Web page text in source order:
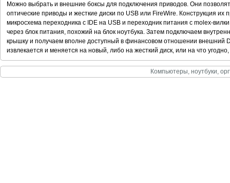
Можно выбрать и внешние боксы для подключения приводов. Они
оптические приводы и жесткие диски по USB или FireWire. Конструкция их
микросхема переходника с IDE на USB и переходник питания с molex-
через блок питания, похожий на блок ноутбука. Затем подключаем
крышку и получаем вполне доступный в финансовом отношении внешний
извлекается и меняется на новый, либо на жесткий диск, или на что
Компьютеры, ноутбуки,